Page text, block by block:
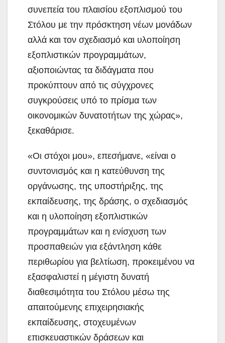
συνεπεία του πλαισίου εξοπλισμού του
Στόλου με την πρόσκτηση νέων μονάδων
αλλά και τον σχεδιασμό και υλοποίηση
εξοπλιστικών προγραμμάτων,
αξιοποιώντας τα διδάγματα που
προκύπτουν από τις σύγχρονες
συγκρούσεις υπό το πρίσμα των
οικονομικών δυνατοτήτων της χώρας»,
ξεκαθάρισε.
«Οι στόχοι μου», επεσήμανε, «είναι ο
συντονισμός και η κατεύθυνση της
οργάνωσης, της υποστήριξης, της
εκπαίδευσης, της δράσης, ο σχεδιασμός
και η υλοποίηση εξοπλιστικών
προγραμμάτων και η ενίσχυση των
προσπαθειών για εξάντληση κάθε
περιθωρίου για βελτίωση, προκειμένου να
εξασφαλιστεί η μέγιστη δυνατή
διαθεσιμότητα του Στόλου μέσω της
απαιτούμενης επιχειρησιακής
εκπαίδευσης, στοχευμένων
επισκευαστικών δράσεων και